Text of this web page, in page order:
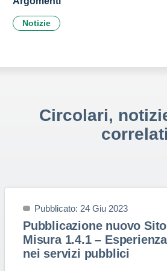
Notizie
Circolari,
correlati
Pubblicato: 24 Giu 2023
Pubblicazione nuovo
Misura 1.4.1 –
nei servizi pubblici